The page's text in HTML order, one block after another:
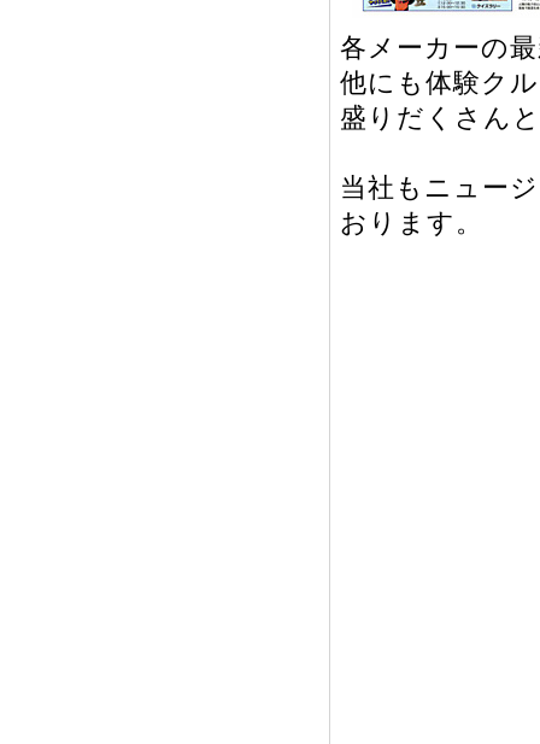
各メーカーの
他にも体験ク
盛りだくさん
当社もニュー
おります。